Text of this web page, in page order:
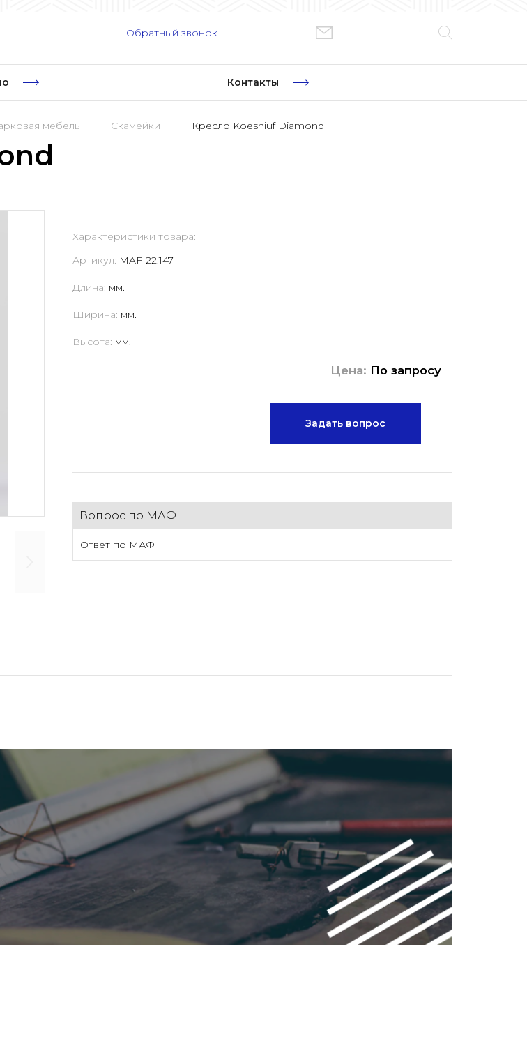
Обратный звонок
Контакты
мебель Скамейки Кресло Köesniuf Diamond
Характеристики товара:
Артикул: MAF-22.147
Длина: мм.
Ширина: мм.
Высота: мм.
Цена: По запросу
Задать вопрос
Вопрос по МАФ
Ответ по МАФ